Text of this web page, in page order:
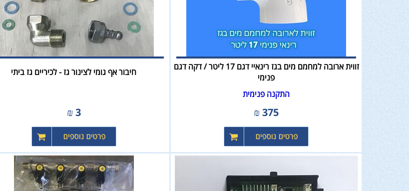
זווית ארובה למחמם מים בגז רינאיי דגם 17 ליטר / דקה דגם
פנימי
התקנה פנימית
375
₪
חיבור אף גומי לצינור גז - לכיריים גז ביתי
3
₪